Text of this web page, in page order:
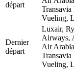
départ
Vueling,
Dernier
départ
Luxair,
Airways,
Air
Vueling,